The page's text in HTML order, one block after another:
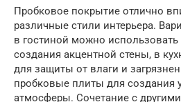
Пробковое покрытие отлично
различные стили интерьера.
в гостиной можно
создания акцентной стены, в
для защиты от влаги и
пробковые плиты для создания
атмосферы. Сочетание с